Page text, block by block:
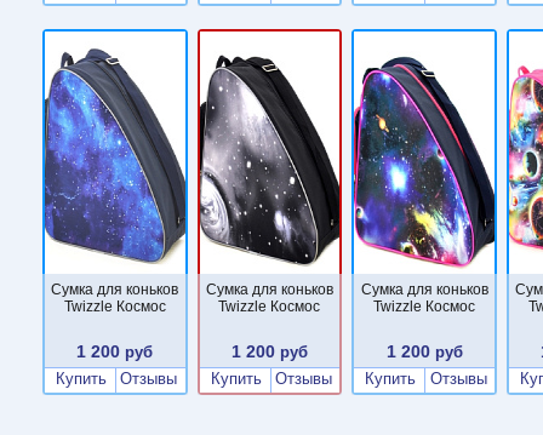
Сумка для коньков
Twizzle Космос
1 200 руб
Купить
Отзывы
Сумка для коньков
Twizzle Космос
1 200 руб
Купить
Отзывы
Сумка для коньков
Twizzle Космос
1 200руб
Купить
Отзывы